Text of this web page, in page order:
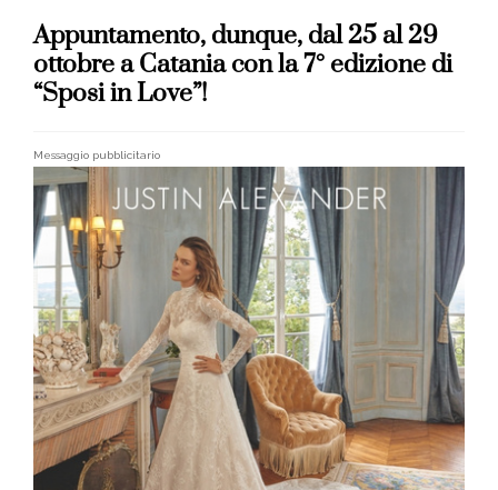
Appuntamento, dunque, dal 25 al 29
ottobre a Catania con la 7° edizione di
“Sposi in Love”!
Messaggio pubblicitario